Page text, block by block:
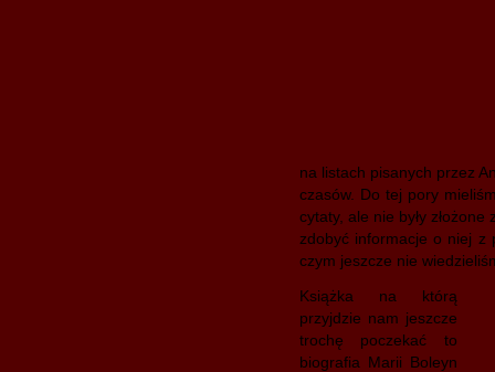
na listach pisanych przez
czasów. Do tej pory
cytaty, ale nie były
zdobyć informacje o niej z
czym jeszcze nie
Książka na którą
przyjdzie nam jeszcze
trochę poczekać to
biografia Marii Boleyn